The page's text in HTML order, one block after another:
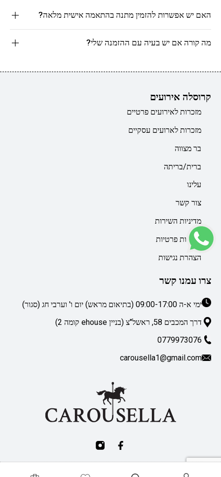
האם יש אפשרות להזמין מתנה בהתאמה אישית מלאה?
מה קורה אם יש בעיה עם ההזמנה שלי?
קרוסלה אירועים
מזכרות לאירועים פרטיים
מזכרות לארועים עסקיים
בר מצווה
ברית/בריתה
עלינו
צור קשר
מדיניות השירות
מדיניות פרטיות
הצהרת נגישות
צרו עמנו קשר
ימי א-ה 09:00-17:00 (בתיאום מראש) יום ו' וערבי חג (סגור)
דרך המכבים 58, ראשל"צ (בניין ehouse קומה 2)
0779973076
carousella1@gmail.com